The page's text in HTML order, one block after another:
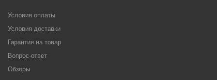
Условия оплаты
Условия доставки
Гарантия на товар
Вопрос-ответ
Обзоры